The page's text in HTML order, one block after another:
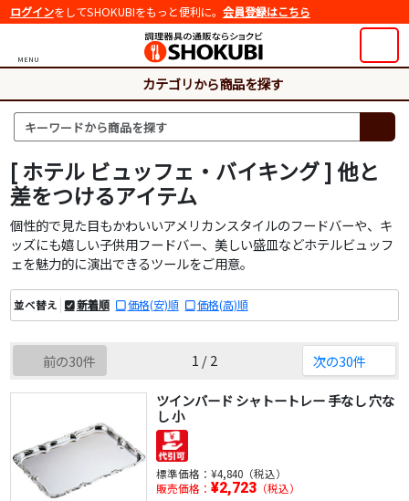
ログインをしてSHOKUBIをもっと便利に。 会員登録はこちら
MENU
カテゴリから商品を探す
[ ホテル ビュッフェ・バイキング ] 他と
差をつけるアイテム
個性的で見た目もかわいいアメリカンスタイルのフードバーや、キ
ッズにも嬉しい子供用フードバー、美しい盛皿などホテルビュッフ
ェを魅力的に演出できるツールをご用意。
並べ替え 新着順 価格(安)順 価格(高)順
前の30件 1 / 2 次の30件
ツインバード シャトートレー 手なし 穴な
し 小
標準価格： ¥4,840（税込）
販売価格： ¥2,723（税込）